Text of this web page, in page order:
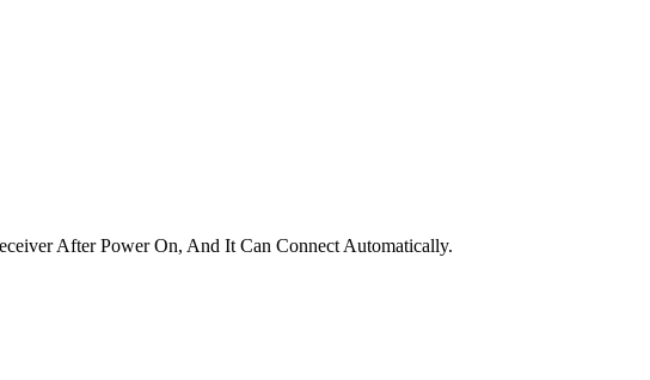
After Power On, And It Can Connect Automatically.